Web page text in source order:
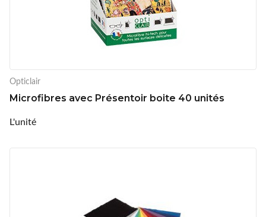
Opticlair
Microfibres avec Présentoir boite 40 unités
L'unité